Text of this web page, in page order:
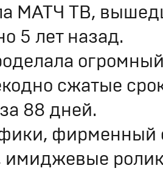
МАТЧ ТВ,
5 лет назад.
сжатые
88 дней.
фирменный
имиджевые